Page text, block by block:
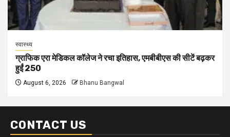
स्वास्थ्य
ग्राफिक एरा मेडिकल कॉलेज ने रचा इतिहास, एमबीबीएस की सीटें बढ़कर
हुईं 250
August 6, 2026 Bhanu Bangwal
CONTACT US